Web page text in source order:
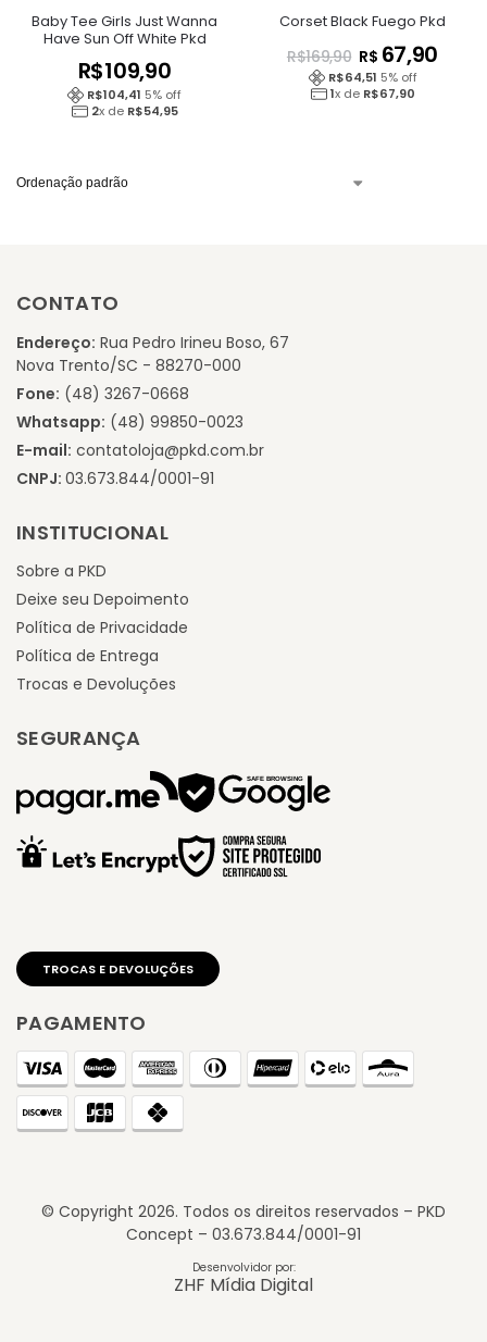
Baby Tee Girls Just Wanna
Have Sun Off White Pkd
R$109,90
R$104,41 5% off
2x de R$54,95
Corset Black Fuego Pkd
R$169,90 R$ 67,90
R$64,51 5% off
1x de R$67,90
CONTATO
Endereço: Rua Pedro Irineu Boso, 67
Nova Trento/SC - 88270-000
Fone: (48) 3267-0668
Whatsapp: (48) 99850-0023
E-mail: contatoloja@pkd.com.br
CNPJ: 03.673.844/0001-91
INSTITUCIONAL
Sobre a PKD
Deixe seu Depoimento
Política de Privacidade
Política de Entrega
Trocas e Devoluções
SEGURANÇA
PAGAMENTO
© Copyright 2026. Todos os direitos reservados – PKD
Concept – 03.673.844/0001-91
Desenvolvidor por:
ZHF Mídia Digital